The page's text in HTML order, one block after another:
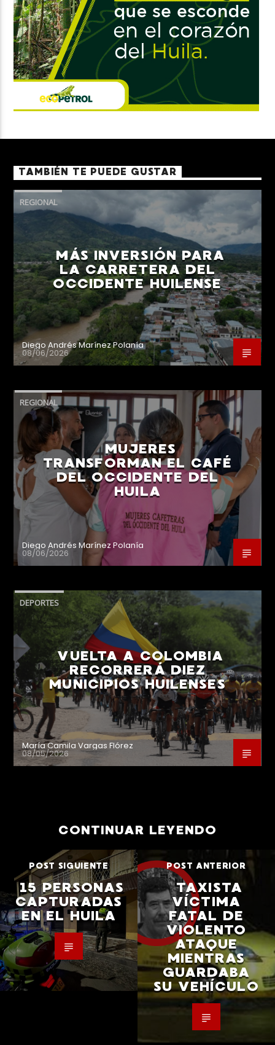
TAMBIÉN TE PUEDE GUSTAR
REGIONAL
MÁS INVERSIÓN PARA
LA CARRETERA DEL
OCCIDENTE HUILENSE
Diego Andrés Marínez Polanía
08/06/2026
REGIONAL
MUJERES
TRANSFORMAN EL CAFÉ
DEL OCCIDENTE DEL
HUILA
Diego Andrés Marínez Polanía
08/06/2026
DEPORTES
VUELTA A COLOMBIA
RECORRERÁ DIEZ
MUNICIPIOS HUILENSES
María Camila Vargas Flórez
08/05/2026
CONTINUAR LEYENDO
POST SIGUIENTE
15 PERSONAS
CAPTURADAS
EN EL HUILA
POST ANTERIOR
TAXISTA
VÍCTIMA
FATAL DE
VIOLENTO
ATAQUE
MIENTRAS
GUARDABA
SU VEHÍCULO